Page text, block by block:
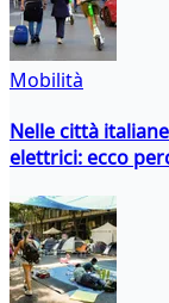
Mobilità
Nelle città
elettrici: ecco